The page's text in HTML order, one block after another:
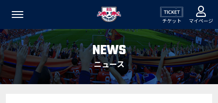
チケット マイページ
NEWS
ニュース